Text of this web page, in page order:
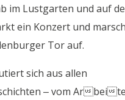
im Lustgarten und auf
ein Konzert und
Tor auf.
sich aus allen
– vom Arbei